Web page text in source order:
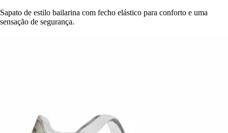
Sapato de estilo bailarina com fecho elástico para conforto e uma
sensação de segurança.